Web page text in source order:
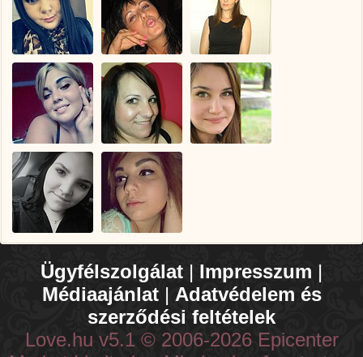
Ügyfélszolgálat | Impresszum |
Médiaajánlat| Adatvédelem és
szerződési feltételek
Love.hu v5.1 © 2006-2026 Epicenter